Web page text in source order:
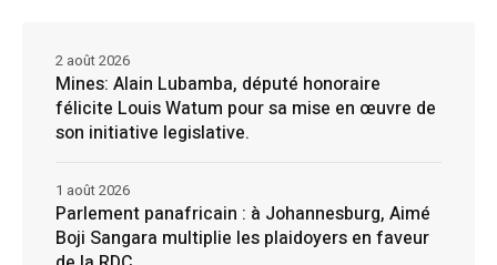
Mines: Alain Lubamba, député honoraire
félicite Louis Watum pour sa mise en œuvre de
son initiative legislative.
2 août 2026
Parlement panafricain : à Johannesburg, Aimé
Boji Sangara multiplie les plaidoyers en faveur
1 août 2026